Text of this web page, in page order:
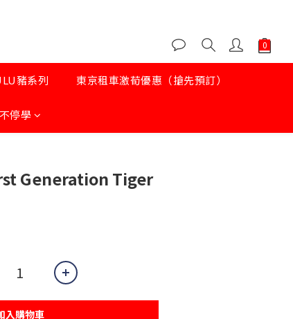
豬系列 東京租車激荀優惠（搶先預訂）
停學
Generation Tiger
入購物車